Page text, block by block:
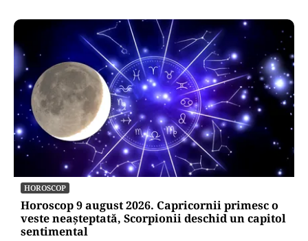
HOROSCOP
Horoscop 9 august 2026. Capricornii primesc o
veste neașteptată, Scorpionii deschid un capitol
sentimental